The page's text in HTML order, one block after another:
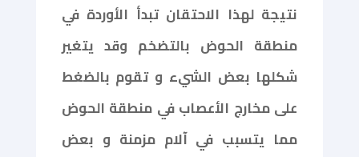
نتيجة لهذا الاحتقان تبدأ الأوردة في
منطقة الحوض بالتضخم وقد يتغير
شكلها بعض الشيء و تقوم بالضغط
على مخارج الأعصاب في منطقة الحوض
مما يتسبب في آلام مزمنة و بعض